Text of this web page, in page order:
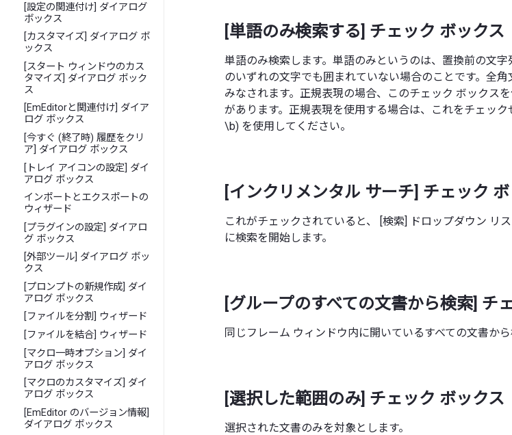
[設定の関連付け] ダイアログ
ボックス
[カスタマイズ] ダイアログ ボ
ックス
[スタート ウィンドウのカス
タマイズ] ダイアログ ボック
ス
[EmEditorと関連付け] ダイア
ログ ボックス
[今すぐ (終了時) 履歴をクリ
ア] ダイアログ ボックス
[トレイ アイコンの設定] ダイ
アログ ボックス
インポートとエクスポートの
ウィザード
[プラグインの設定] ダイアロ
グ ボックス
[外部ツール] ダイアログ ボッ
クス
[プロンプトの新規作成] ダイ
アログ ボックス
[ファイルを分割] ウィザード
[ファイルを結合] ウィザード
[マクロ一時オプション] ダイ
アログ ボックス
[マクロのカスタマイズ] ダイ
アログ ボックス
[EmEditor のバージョン情報]
ダイアログ ボックス
[単語のみ検索する] チェック ボックス
単語のみ検索します。単語のみというのは、置換前の文字
のいずれの文字でも囲まれていない場合のことです。全
みなされます。正規表現の場合、このチェック ボックス
があります。正規表現を使用する場合は、これをチェック
\b) を使用してください。
[インクリメンタル サーチ] チェック
これがチェックされていると、 [検索] ドロップダウン リ
に検索を開始します。
[グループのすべての文書から検索] チ
同じフレーム ウィンドウ内に開いているすべての文書から
[選択した範囲のみ] チェック ボックス
選択された文書のみを対象とします。